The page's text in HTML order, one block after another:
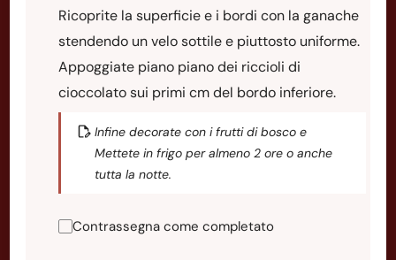
Ricoprite la superficie e i bordi con la ganache
stendendo un velo sottile e piuttosto uniforme.
Appoggiate piano piano dei riccioli di
cioccolato sui primi cm del bordo inferiore.
Infine decorate con i frutti di bosco e
Mettete in frigo per almeno 2 ore o anche
tutta la notte.
Contrassegna come completato